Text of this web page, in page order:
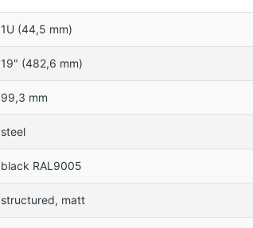
1U (44,5 mm)
19" (482,6 mm)
99,3 mm
steel
black RAL9005
structured, matt